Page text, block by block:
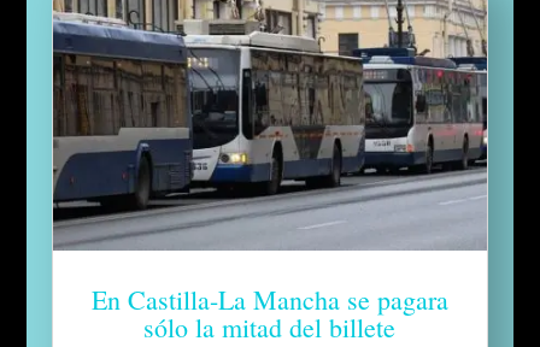
En Castilla-La Mancha se pagara
sólo la mitad del billete